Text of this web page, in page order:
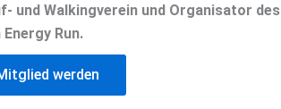
und Walkingverein und Organisator des
Run.
werden